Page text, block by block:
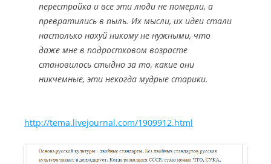
перестройка и все эти люди не померли, а
превратились в пыль. Их мысли, их идеи стали
настолько нахуй никому не нужными, что
даже мне в подростковом возрасте
становилось стыдно за то, какие они
никчемные, эти некогда мудрые старики.
http://tema.livejournal.com/1909912.html